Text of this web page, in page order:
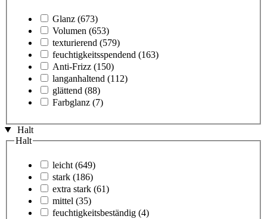
Glanz (673)
Volumen (653)
texturierend (579)
feuchtigkeitsspendend (163)
Anti-Frizz (150)
langanhaltend (112)
glättend (88)
Farbglanz (7)
Halt
Halt
leicht (649)
stark (186)
extra stark (61)
mittel (35)
feuchtigkeitsbeständig (4)